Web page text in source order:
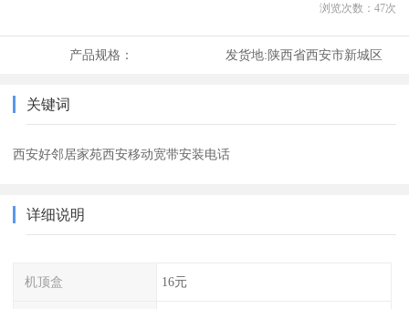
浏览次数： 47次
产品规格： 发货地:陕西省西安市新城区
关键词
西安好邻居家苑西安移动宽带安装电话
详细说明
机顶盒 16元